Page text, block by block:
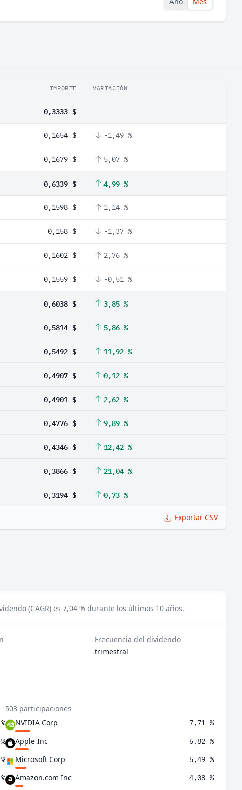
IMPORTE VARIACIÓN
0,3333 $
0,1654 $ -1,49 %
0,1679 $ 5,07 %
0,6339 $ 4,99 %
0,1598 $ 1,14 %
0,158 $ -1,37 %
0,1602 $ 2,76 %
0,1559 $ -0,51 %
0,6038 $ 3,85 %
0,5814 $ 5,86 %
0,5492 $ 11,92 %
0,4907 $ 0,12 %
0,4901 $ 2,62 %
0,4776 $ 9,89 %
0,4346 $ 12,42 %
0,3866 $ 21,04 %
0,3194 $ 0,73 %
Exportar CSV
(CAGR) es 7,04 % durante los últimos 10 años.
Frecuencia del dividendo
trimestral
503 participaciones
NVIDIA Corp
7,71 %
Apple Inc 6,82 %
Microsoft Corp 5,49 %
Amazon.com Inc 4,08 %